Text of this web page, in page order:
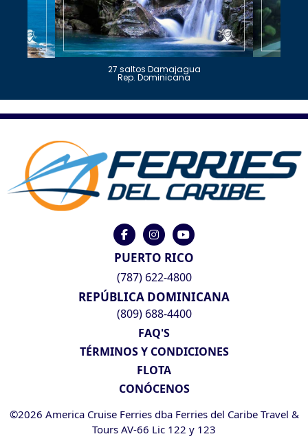
27 saltos Damajagua
Rep. Dominicana
PUERTO RICO
(787) 622-4800
REPÚBLICA DOMINICANA
(809) 688-4400
FAQ'S
TÉRMINOS Y CONDICIONES
FLOTA
CONÓCENOS
©2026 America Cruise Ferries dba Ferries del Caribe Travel &
Tours AV-66 Lic 122 y 123